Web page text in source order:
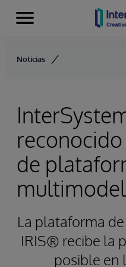
Skip to content
Secciones
Noticias
de
La plataforma
IRIS® recibe la
posible en